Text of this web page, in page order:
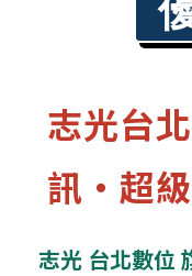
志光台
訊・超
志光 台北數位